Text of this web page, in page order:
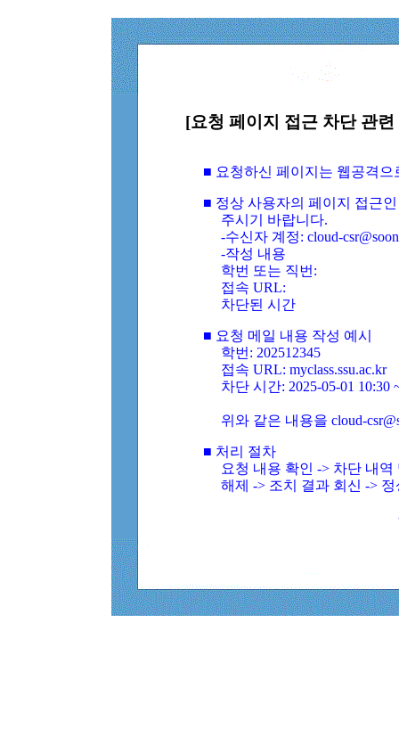
[요청 페이지 접근 차단 관
■ 요청하신 페이지는 웹공격
■ 정상 사용자의 페이지 접근
주시기 바랍니다.
-수신자 계정: cloud-
-작성 내용
학번 또는 직번:
접속 URL:
차단된 시간
■ 요청 메일 내용 작성 예시
학번: 202512345
접속 URL: myclass.ssu.ac.kr
차단 시간: 2025-05-01 10:30
위와 같은 내용을 cloud-
■ 처리 절차
요청 내용 확인 -> 차단 내
해제 -> 조치 결과 회신 ->